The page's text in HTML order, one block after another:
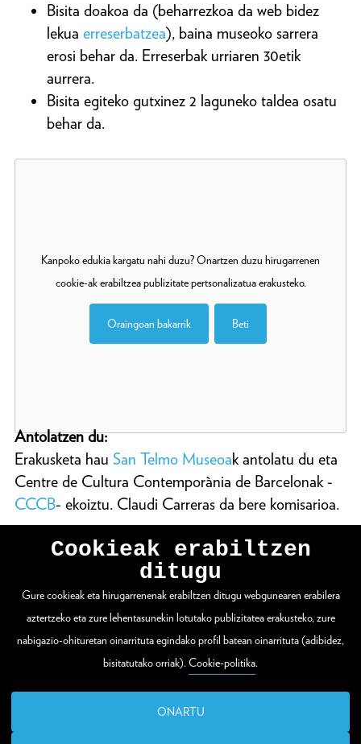
Bisita doakoa da (beharrezkoa da web bidez
lekua erreserbatzea), baina museoko sarrera
erosi behar da. Erreserbak urriaren 30etik
aurrera.
Bisita egiteko gutxinez 2 laguneko taldea osatu
behar da.
Kanpoko edukia kargatu nahi duzu? Onartzen duzu hirugarrenen
cookie-ak erabiltzea publizitate pertsonalizatua erakusteko.
Oraingoan bakarrik Beti
Antolatzen du:
Erakusketa hau San Telmo Museoak antolatu du eta
Centre de Cultura Contemporània de Barcelonak -
CCCB- ekoiztu. Claudi Carreras da bere komisarioa.
WEBGUNE OSOA IKUSI
20003 Donostia / San Sebastián
Cookieak erabiltzen
ditugu
Gure cookieak eta hirugarrenenak erabiltzen ditugu webgunearen erabilera
aztertzeko eta zure lehentasunekin lotutako publizitatea erakusteko, zure
nabigazio-ohituretan oinarrituta egindako profil batean oinarrituta (adibidez,
bisitatutako orriak).Cookie-politika.
ONARTU